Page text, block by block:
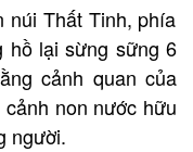
núi Thất Tinh, phía
hồ lại sừng sững 6
cảnh quan của
non nước hữu
người.